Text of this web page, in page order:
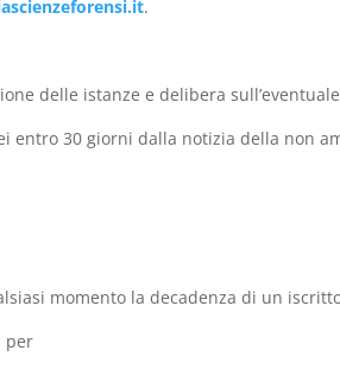
.
delle istanze e delibera
entro 30 giorni dalla notizia della non
momento la decadenza di un
per